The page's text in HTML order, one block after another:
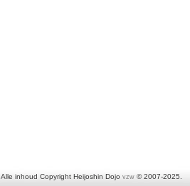
Alle inhoud Copyright Heijoshin Dojo vzw© 2007-2025.